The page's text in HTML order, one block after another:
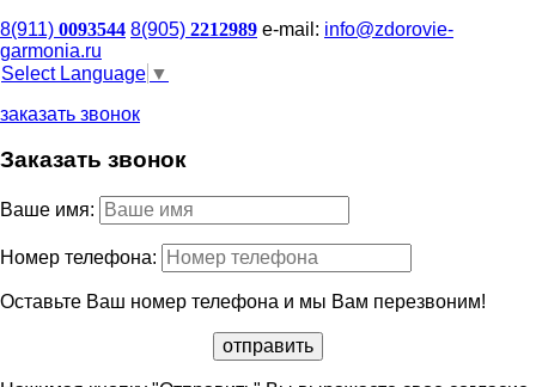
8(911) 0093544 8(905) 2212989 e-mail: info@zdorovie-
garmonia.ru
Select Language ▼
заказать звонок
Заказать звонок
Ваше имя:
Номер телефона:
Оставьте Ваш номер телефона и мы Вам перезвоним!